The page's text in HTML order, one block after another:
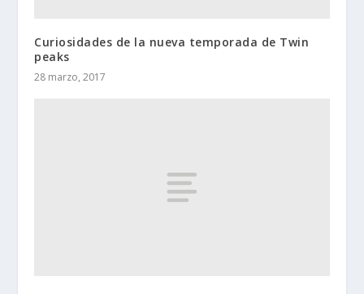
Curiosidades de la nueva temporada de Twin
peaks
28 marzo, 2017